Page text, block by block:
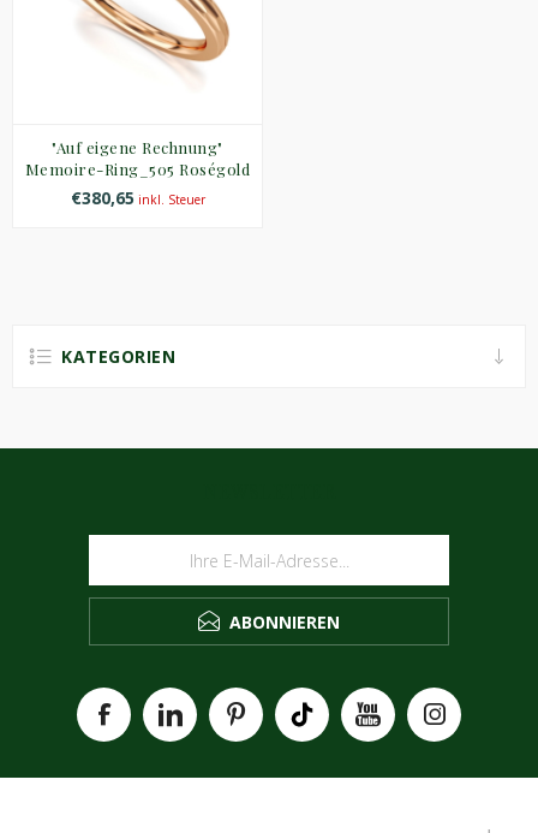
"Auf eigene Rechnung"
Memoire-Ring_505 Roségold
€380,65 inkl. Steuer
KATEGORIEN
ABONNIEREN